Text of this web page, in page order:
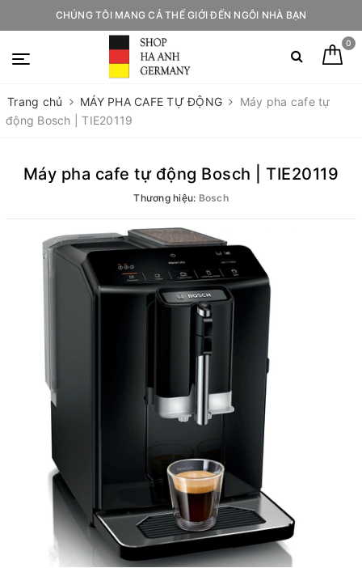
CHÚNG TÔI MANG CẢ THẾ GIỚI ĐẾN NGÔI NHÀ BẠN
0
Trang chủ MÁY PHA CAFE TỰ ĐỘNG
Máy pha cafe tự
động Bosch | TIE20119
Máy pha cafe tự động Bosch | TIE20119
Thương hiệu: Bosch